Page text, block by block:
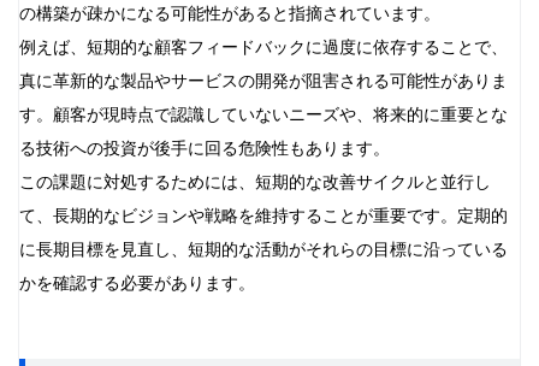
の構築が疎かになる可能性があると指摘されています。
例えば、短期的な顧客フィードバックに過度に依存することで、
真に革新的な製品やサービスの開発が阻害される可能性がありま
す。顧客が現時点で認識していないニーズや、将来的に重要とな
る技術への投資が後手に回る危険性もあります。
この課題に対処するためには、短期的な改善サイクルと並行し
て、長期的なビジョンや戦略を維持することが重要です。定期的
に長期目標を見直し、短期的な活動がそれらの目標に沿っている
かを確認する必要があります。